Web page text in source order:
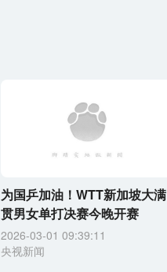
为国乒加油！WTT新加坡大满
贯男女单打决赛今晚开赛
2026-03-01 09:39:11
央视新闻